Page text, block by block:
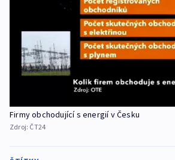
Firmy obchodující s energií v Česku
Zdroj: ČT24